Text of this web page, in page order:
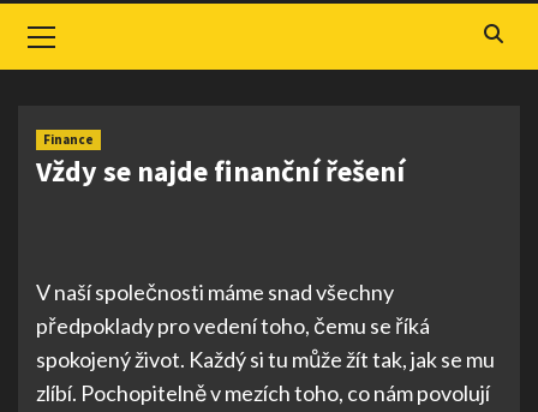
Menu
Finance
Vždy se najde finanční řešení
V naší společnosti máme snad všechny
předpoklady pro vedení toho, čemu se říká
spokojený život. Každý si tu může žít tak, jak se mu
zlíbí. Pochopitelně v mezích toho, co nám povolují